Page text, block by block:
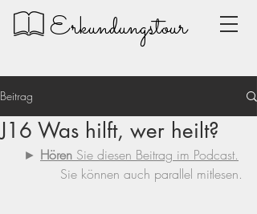
Erkundungstour
Beitrag
J16 Was hilft, wer heilt?
► Hören Sie diesen Beitrag im Podcast.
Sie können auch parallel mitlesen.